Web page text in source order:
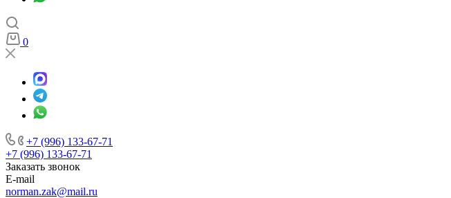
0
+7 (996) 133-67-71
+7 (996) 133-67-71
Заказать звонок
E-mail
norman.zak@mail.ru